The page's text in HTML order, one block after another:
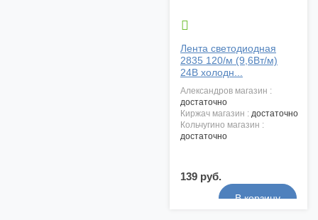

Лента светодиодная
2835 120/м (9,6Вт/м)
24В холодн...
александров магазин :
достаточно
киржач магазин : достаточно
кольчугино магазин :
достаточно
139 руб.